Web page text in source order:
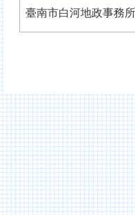
臺南市白河地政事務